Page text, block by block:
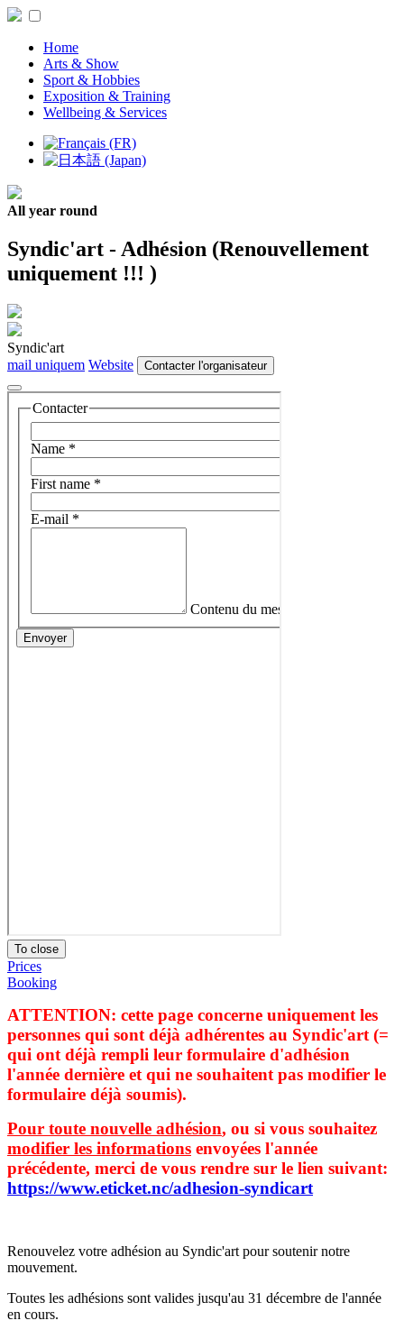
Home
Arts & Show
Sport & Hobbies
Exposition & Training
Wellbeing & Services
All year round
Syndic'art - Adhésion (Renouvellement
uniquement !!! )
Syndic'art
mail uniquem Website Contacter l'organisateur
To close
Prices
Booking
ATTENTION: cette page concerne uniquement les
personnes qui sont déjà adhérentes au Syndic'art (=
qui ont déjà rempli leur formulaire d'adhésion
l'année dernière et qui ne souhaitent pas modifier le
formulaire déjà soumis).
Pour toute nouvelle adhésion, ou si vous souhaitez
modifier les informations envoyées l'année
précédente, merci de vous rendre sur le lien suivant:
https://www.eticket.nc/adhesion-syndicart
Renouvelez votre adhésion au Syndic'art pour soutenir notre
mouvement.
Toutes les adhésions sont valides jusqu'au 31 décembre de l'année
en cours.